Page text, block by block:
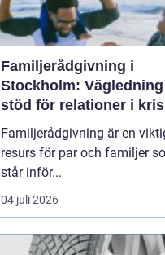
Familjerådgivning i
Stockholm:
stöd för relationer i kris
Familjerådgivning är en
resurs för par och familjer
står inför...
04 juli 2026